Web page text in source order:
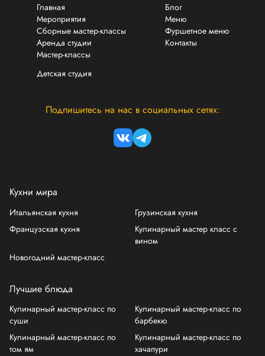
Главная
Мероприятия
Сборные мастер-классы
Аренда студии
Мастер-классы
Блог
Меню
Фуршетное меню
Контакты
Детская студия
Подпишитесь на нас в социальных сетях:
Кухни мира
Итальянская кухня
Грузинская кухня
Французская кухня
Кулинарный мастер класс с
вином
Новогодний мастер-класс
Лучшие блюда
Кулинарный мастер-класс по
суши
Кулинарный мастер-класс по
барбекю
Кулинарный мастер-класс по
том ям
Кулинарный мастер-класс по
хачапури